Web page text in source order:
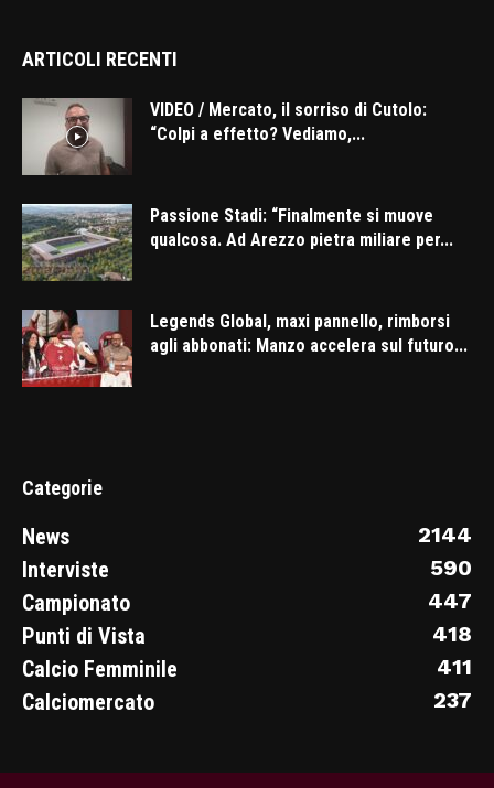
ARTICOLI RECENTI
VIDEO / Mercato, il sorriso di Cutolo:
“Colpi a effetto? Vediamo,...
Passione Stadi: “Finalmente si muove
qualcosa. Ad Arezzo pietra miliare per...
Legends Global, maxi pannello, rimborsi
agli abbonati: Manzo accelera sul futuro...
Categorie
News
2144
Interviste
590
Campionato
447
Punti di Vista
418
Calcio Femminile
411
Calciomercato
237